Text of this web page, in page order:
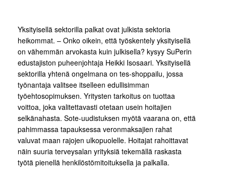
Yksityisellä sektorilla palkat ovat julkista sektoria
heikommat. – Onko oikein, että työskentely yksityisellä
on vähemmän arvokasta kuin julkisella? kysyy SuPerin
edustajiston puheenjohtaja Heikki Isosaari. Yksityisellä
sektorilla yhtenä ongelmana on tes-shoppailu, jossa
työnantaja valitsee itselleen edullisimman
työehtosopimuksen. Yritysten tarkoitus on tuottaa
voittoa, joka valitettavasti otetaan usein hoitajien
selkänahasta. Sote-uudistuksen myötä vaarana on, että
pahimmassa tapauksessa veronmaksajien rahat
valuvat maan rajojen ulkopuolelle. Hoitajat rahoittavat
näin suuria terveysalan yrityksiä tekemällä raskasta
työtä pienellä henkilöstömitoituksella ja palkalla.